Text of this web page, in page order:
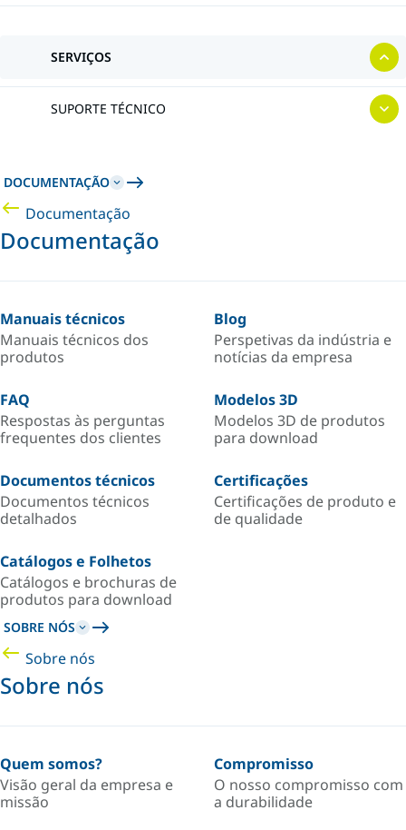
SERVIÇOS
SUPORTE TÉCNICO
DOCUMENTAÇÃO
Documentação
Documentação
Manuais técnicos
Manuais técnicos dos
produtos
Blog
Perspetivas da indústria e
notícias da empresa
FAQ
Respostas às perguntas
frequentes dos clientes
Modelos 3D
Modelos 3D de produtos
para download
Documentos técnicos
Documentos técnicos
detalhados
Certificações
Certificações de produto e
de qualidade
Catálogos e Folhetos
Catálogos e brochuras de
produtos para download
SOBRE NÓS
Sobre nós
Sobre nós
Quem somos?
Visão geral da empresa e
missão
Compromisso
O nosso compromisso com
a durabilidade